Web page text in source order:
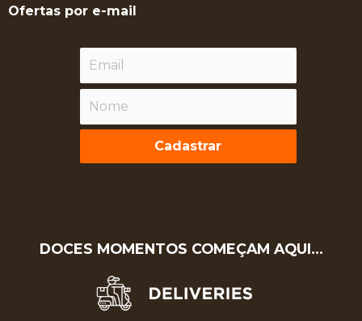
Ofertas por e-mail
Cadastrar
DOCES MOMENTOS COMEÇAM AQUI…